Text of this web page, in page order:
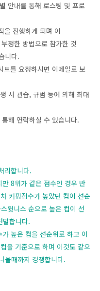
안내를 통해 로스팅 및 프로
을 진행하게 되며 이
정한 방법으로 참가한 것
니다.
를 요청하시면 이메일로 보
시 관습, 규범 등에 의해 최대
해 연락하실 수 있습니다.
리합니다.
8위가 같은 점수인 경우 반
커핑점수가 높았던 컵이 선순
윗니스 순으로 높은 컵이 선
발합니다.
높은 컵을 선순위로 하고 이
을 기준으로 하며 이것도 같으
올때까지 경쟁합니다.